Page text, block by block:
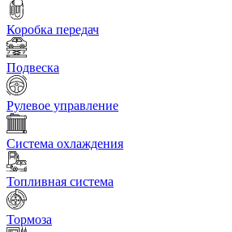
Коробка передач
Подвеска
Рулевое управление
Система охлаждения
Топливная система
Тормоза